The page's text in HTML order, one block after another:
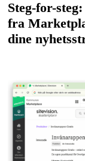
Steg-for-
fra
dine